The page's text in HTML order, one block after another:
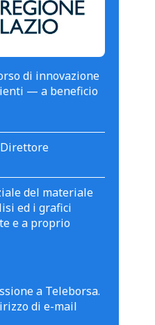
di innovazione
— a beneficio
del materiale
ed i grafici
e a proprio
a Teleborsa.
di e-mail